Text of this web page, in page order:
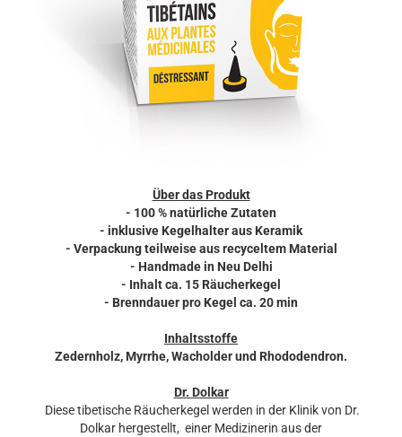
Über das Produkt
- 100 % natürliche Zutaten
- inklusive Kegelhalter aus Keramik
- Verpackung teilweise aus recyceltem Material
- Handmade in Neu Delhi
- Inhalt ca. 15 Räucherkegel
- Brenndauer pro Kegel ca. 20 min
Inhaltsstoffe
Zedernholz, Myrrhe, Wacholder und Rhododendron.
Dr. Dolkar
Diese tibetische Räucherkegel werden in der Klinik von Dr.
Dolkar hergestellt, einer Medizinerin aus der